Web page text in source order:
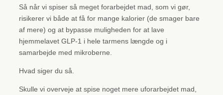
Så når vi spiser så meget forarbejdet mad, som vi gør,
risikerer vi både at få for mange kalorier (de smager bare
af mere) og at bypasse muligheden for at lave
hjemmelavet GLP-1 i hele tarmens længde og i
samarbejde med mikroberne.
Hvad siger du så.
Skulle vi overveje at spise noget mere uforarbejdet mad,